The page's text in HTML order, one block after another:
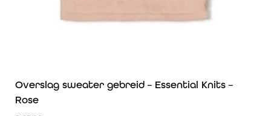
Overslag sweater gebreid – Essential Knits –
Rose